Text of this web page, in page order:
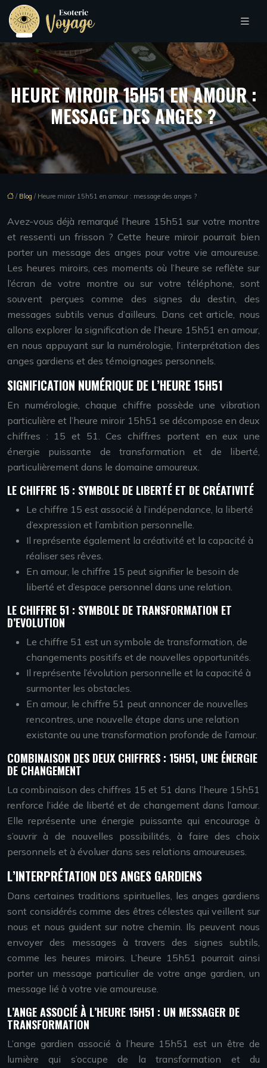
HEURE MIROIR 15H51 EN AMOUR :
MESSAGE DES ANGES ?
/ Blog / Heure miroir 15h51 en amour : message des anges ?
Avez-vous déjà remarqué l’heure 15h51 sur votre montre
et ressenti un frisson ? Cette heure miroir pourrait bien
porter un message des anges pour votre vie amoureuse.
Les heures miroirs, ces moments où l’heure se reflète sur
l’écran de votre montre ou sur votre téléphone, sont
souvent perçues comme des signes du destin, des
messages subtils venus d’ailleurs. Dans cet article, nous
allons explorer la signification de l’heure 15h51 en amour,
en nous appuyant sur la numérologie, l’interprétation des
anges gardiens et des témoignages personnels.
SIGNIFICATION NUMÉRIQUE DE L’HEURE 15H51
En numérologie, chaque chiffre possède une vibration
particulière et l’heure miroir 15h51 se décompose en deux
chiffres : 15 et 51. Ces chiffres portent en eux une
énergie puissante de transformation et de liberté,
particulièrement dans le domaine amoureux.
LE CHIFFRE 15 : SYMBOLE DE LIBERTÉ ET DE CRÉATIVITÉ
Le chiffre 15 est associé à l’indépendance, la liberté
d’expression et l’ambition personnelle.
Il représente également la créativité et la capacité à
réaliser ses rêves.
En amour, le chiffre 15 peut signifier le besoin de
liberté et d’espace personnel dans une relation.
LE CHIFFRE 51 : SYMBOLE DE TRANSFORMATION ET
D’EVOLUTION
Le chiffre 51 est un symbole de transformation, de
changements positifs et de nouvelles opportunités.
Il représente l’évolution personnelle et la capacité à
surmonter les obstacles.
En amour, le chiffre 51 peut annoncer de nouvelles
rencontres, une nouvelle étape dans une relation
existante ou une transformation profonde de l’amour.
COMBINAISON DES DEUX CHIFFRES : 15H51, UNE ÉNERGIE
DE CHANGEMENT
La combinaison des chiffres 15 et 51 dans l’heure 15h51
renforce l’idée de liberté et de changement dans l’amour.
Elle représente une énergie puissante qui encourage à
s’ouvrir à de nouvelles possibilités, à faire des choix
personnels et à évoluer dans ses relations amoureuses.
L’INTERPRÉTATION DES ANGES GARDIENS
Dans certaines traditions spirituelles, les anges gardiens
sont considérés comme des êtres célestes qui veillent sur
nous et nous guident sur notre chemin. Ils peuvent nous
envoyer des messages à travers des signes subtils,
comme les heures miroirs. L’heure 15h51 pourrait ainsi
porter un message particulier de votre ange gardien, un
message lié à votre vie amoureuse.
L’ANGE ASSOCIÉ À L’HEURE 15H51 : UN MESSAGER DE
TRANSFORMATION
L’ange gardien associé à l’heure 15h51 est un être de
lumière qui s’occupe de la transformation et du